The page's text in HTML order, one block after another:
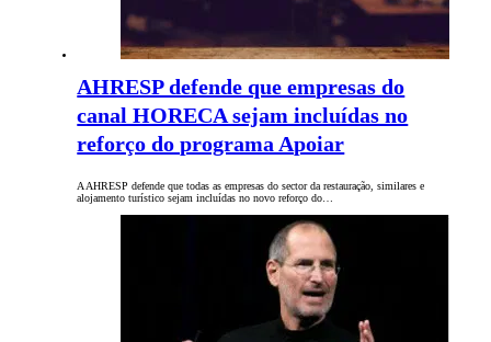
AHRESP defende que empresas do
canal HORECA sejam incluídas no
reforço do programa Apoiar
A AHRESP defende que todas as empresas do sector da restauração, similares e
alojamento turístico sejam incluídas no novo reforço do…